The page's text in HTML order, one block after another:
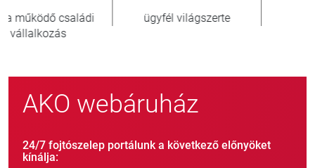
új ügyfél/év eladott egység
AKO webáruház
24/7 fojtószelep portálunk a következő előnyöket
kínálja: